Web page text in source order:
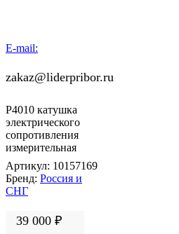
E-mail:
zakaz@liderpribor.ru
Р4010 катушка
электрического
сопротивления
измерительная
Артикул: 10157169
Бренд: Россия и
СНГ
39 000 ₽